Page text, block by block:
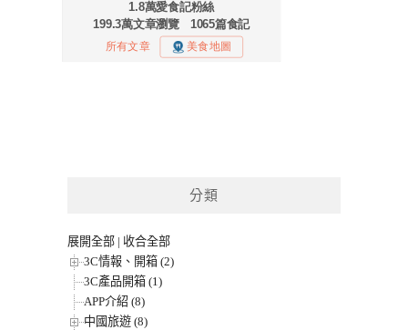
分類
展開全部 | 收合全部
3C情報、開箱 (2)
3C產品開箱 (1)
APP介紹 (8)
中國旅遊 (8)